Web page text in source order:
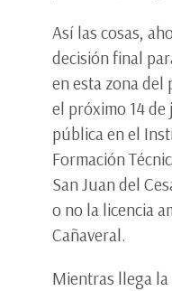
Así las cosas,
decisión final
en esta zona del
el próximo 14
pública en el
Formación
San Juan del
o no la licencia
Cañaveral.
Mientras llega la